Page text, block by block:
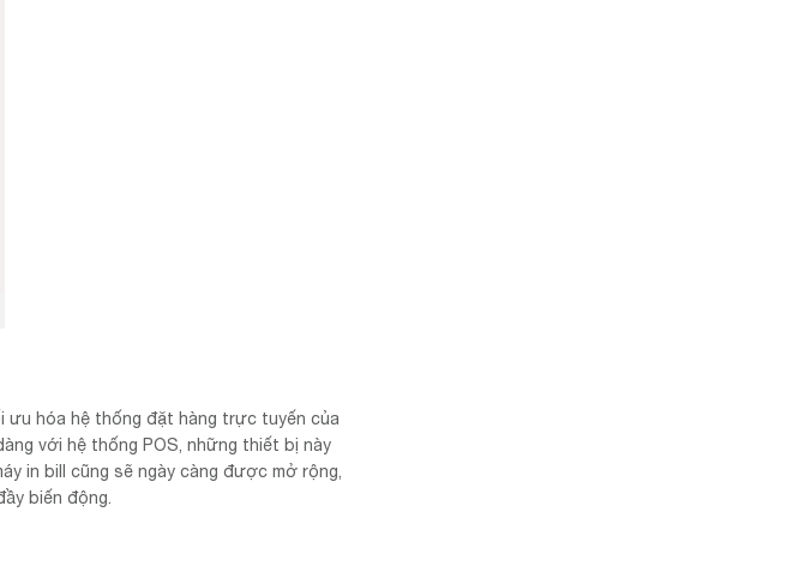
ưu hóa hệ thống đặt hàng trực tuyến của
với hệ thống POS, những thiết bị này
in bill cũng sẽ ngày càng được mở rộng,
biến động.